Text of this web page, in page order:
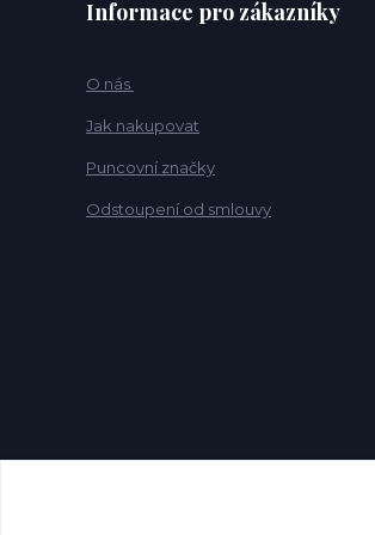
Informace pro zákazníky
O nás
Jak nakupovat
Puncovní značky
Odstoupení od smlouvy